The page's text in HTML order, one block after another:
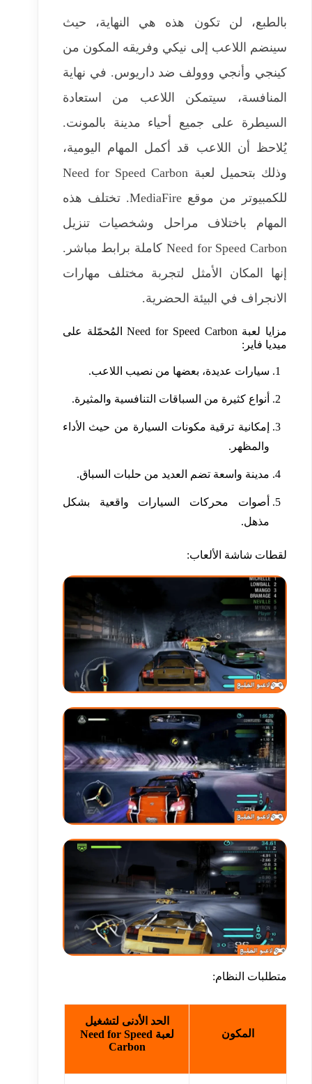
بالطبع، لن تكون هذه هي النهاية، حيث
سينضم اللاعب إلى نيكي وفريقه المكون من
كينجي وأنجي ووولف ضد داريوس. في نهاية
المنافسة، سيتمكن اللاعب من استعادة
السيطرة على جميع أحياء مدينة بالمونت.
يُلاحظ أن اللاعب قد أكمل المهام اليومية،
وذلك بتحميل لعبة Need for Speed ​​Carbon
للكمبيوتر من موقع MediaFire. تختلف هذه
المهام باختلاف مراحل وشخصيات تنزيل
Need for Speed Carbon كاملة برابط مباشر.
إنها المكان الأمثل لتجربة مختلف مهارات
الانجراف في البيئة الحضرية.
مزايا لعبة Need for Speed Carbon المُحمّلة على
ميديا ​​فاير:
سيارات عديدة، بعضها من نصيب اللاعب.
أنواع كثيرة من السباقات التنافسية والمثيرة.
إمكانية ترقية مكونات السيارة من حيث الأداء
والمظهر.
مدينة واسعة تضم العديد من حلبات السباق.
أصوات محركات السيارات واقعية بشكل
مذهل.
لقطات شاشة الألعاب:
متطلبات النظام:
المكون
الحد الأدنى لتشغيل
لعبة Need for Speed
Carbon